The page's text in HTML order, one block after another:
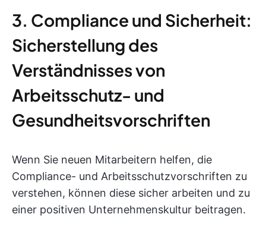
3. Compliance und Sicherheit:
Sicherstellung des
Verständnisses von
Arbeitsschutz- und
Gesundheitsvorschriften
Wenn Sie neuen Mitarbeitern helfen, die
Compliance- und Arbeitsschutzvorschriften zu
verstehen, können diese sicher arbeiten und zu
einer positiven Unternehmenskultur beitragen.